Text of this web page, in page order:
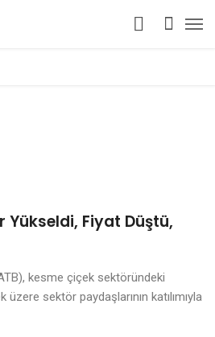
Fiyat Düştü,
kesme çiçek sektöründeki
sektör paydaşlarının katılımıyla